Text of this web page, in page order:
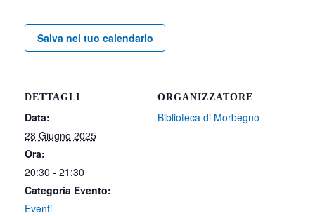
Salva nel tuo calendario
DETTAGLI
Data:
28 Giugno 2025
Ora:
20:30 - 21:30
Categoria Evento:
Eventi
ORGANIZZATORE
Biblioteca di Morbegno